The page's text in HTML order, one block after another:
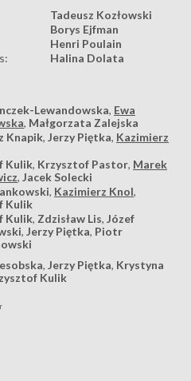
Tadeusz Kozłowski
Borys Ejfman
Henri Poulain
Halina Dolata
Lewandowska, Ewa
, Małgorzata Zalejska
Knapik, Jerzy Piętka, Kazimierz
Kulik, Krzysztof Pastor, Marek
, Jacek Solecki
, Kazimierz Knol,
Kulik
Kulik, Zdzisław Lis, Józef
, Jerzy Piętka, Piotr
, Jerzy Piętka, Krystyna
Kulik